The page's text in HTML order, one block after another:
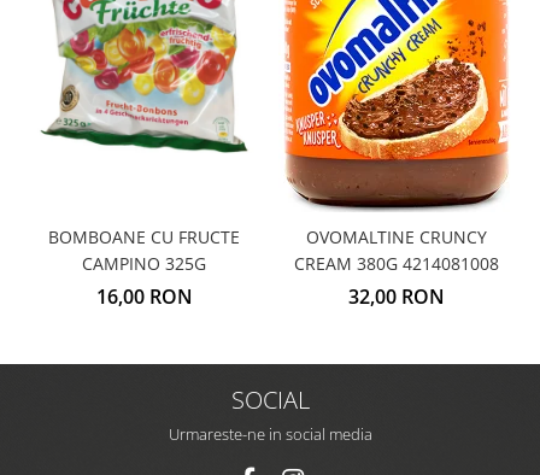
BOMBOANE CU FRUCTE
CAMPINO 325G
16,00 RON
OVOMALTINE CRUNCY
CREAM 380G 4214081008
32,00 RON
SOCIAL
Urmareste-ne in social media